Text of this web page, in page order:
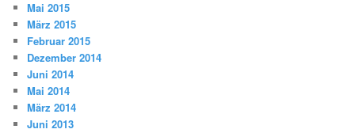
Mai 2015
März 2015
Februar 2015
Dezember 2014
Juni 2014
Mai 2014
März 2014
Juni 2013